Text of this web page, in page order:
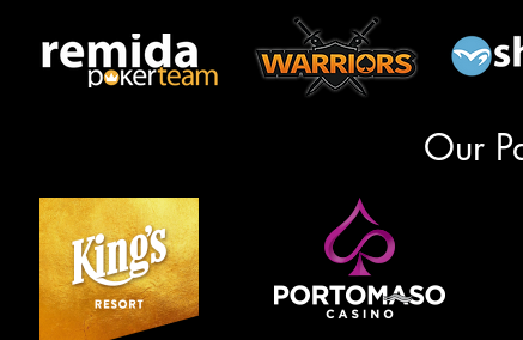
Our